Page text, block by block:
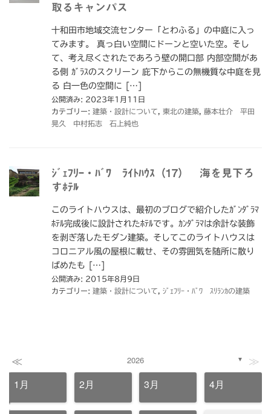
取るキャンパス
十和田市地域交流センター「とわふる」の中庭に入っ
てみます。 真っ白い空間にドーンと空いた空。そし
て、考え尽くされたであろう壁の開口部 内部空間があ
る側 ｶﾞﾗｽのスクリーン 庇下からこの無機質な中庭を見
る 白一色の空間に […]
公開済み: 2023年1月11日
カテゴリー: 建築・設計について 東北の建築
藤本壮介 平田
晃久 中村拓志 石上純也
ｼﾞｪﾌﾘｰ・ﾊﾞﾜ ﾗｲﾄﾊｳｽ（17） 海を見下ろ
すﾎﾃﾙ
このライトハウスは、最初のブログで紹介したｶﾞﾝﾀﾞﾗﾏ
ﾎﾃﾙ完成後に設計されたﾎﾃﾙです。ｶﾝﾀﾞﾗﾏは余計な装飾
を剥ぎ落したモダン建築。そしてこのライトハウスは
コロニアル風の屋根に載せ、その雰囲気を随所に散り
ばめたも […]
公開済み: 2015年8月9日
カテゴリー: 建築・設計について ｼﾞｪﾌﾘｰ・ﾊﾞﾜ ｽﾘﾗﾝｶの建築
≪ 2026 ▼ ≫
1月 2月 3月 4月